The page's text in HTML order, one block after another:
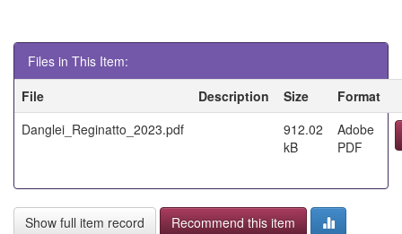
Files in This Item:
File
Description Size
Format
Danglei_Reginatto_2023.pdf
912.02
kB
Adobe
PDF
Show full item record Recommend this item